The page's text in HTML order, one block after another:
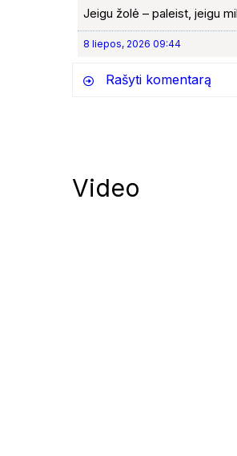
Jeigu žolė – paleist, jeigu
8 liepos, 2026 09:44
Rašyti komentarą
Video